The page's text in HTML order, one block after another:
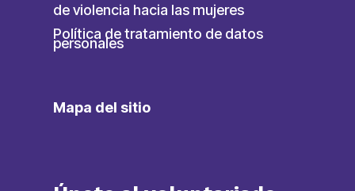
de violencia hacia las mujeres
Política de tratamiento de datos
personales
Mapa del sitio